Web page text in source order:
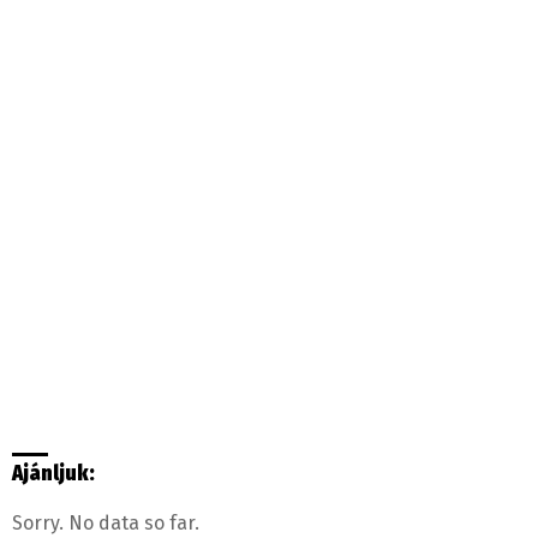
Ajánljuk:
Sorry. No data so far.